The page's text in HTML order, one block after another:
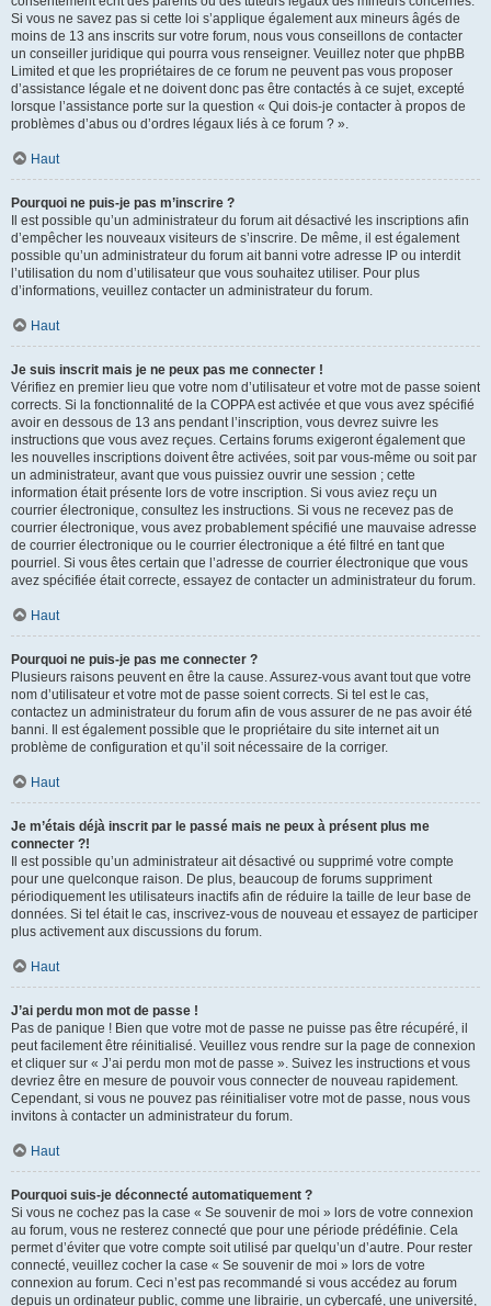
Si vous ne savez pas si cette loi s’applique également aux mineurs âgés de
moins de 13 ans inscrits sur votre forum, nous vous conseillons de contacter
un conseiller juridique qui pourra vous renseigner. Veuillez noter que phpBB
Limited et que les propriétaires de ce forum ne peuvent pas vous proposer
d’assistance légale et ne doivent donc pas être contactés à ce sujet, excepté
lorsque l’assistance porte sur la question « Qui dois-je contacter à propos de
problèmes d’abus ou d’ordres légaux liés à ce forum ? ».
Haut
Pourquoi ne puis-je pas m’inscrire ?
Il est possible qu’un administrateur du forum ait désactivé les inscriptions afin
d’empêcher les nouveaux visiteurs de s’inscrire. De même, il est également
possible qu’un administrateur du forum ait banni votre adresse IP ou interdit
l’utilisation du nom d’utilisateur que vous souhaitez utiliser. Pour plus
d’informations, veuillez contacter un administrateur du forum.
Haut
Je suis inscrit mais je ne peux pas me connecter !
Vérifiez en premier lieu que votre nom d’utilisateur et votre mot de passe soient
corrects. Si la fonctionnalité de la COPPA est activée et que vous avez spécifié
avoir en dessous de 13 ans pendant l’inscription, vous devrez suivre les
instructions que vous avez reçues. Certains forums exigeront également que
les nouvelles inscriptions doivent être activées, soit par vous-même ou soit par
un administrateur, avant que vous puissiez ouvrir une session ; cette
information était présente lors de votre inscription. Si vous aviez reçu un
courrier électronique, consultez les instructions. Si vous ne recevez pas de
courrier électronique, vous avez probablement spécifié une mauvaise adresse
de courrier électronique ou le courrier électronique a été filtré en tant que
pourriel. Si vous êtes certain que l’adresse de courrier électronique que vous
avez spécifiée était correcte, essayez de contacter un administrateur du forum.
Haut
Pourquoi ne puis-je pas me connecter ?
Plusieurs raisons peuvent en être la cause. Assurez-vous avant tout que votre
nom d’utilisateur et votre mot de passe soient corrects. Si tel est le cas,
contactez un administrateur du forum afin de vous assurer de ne pas avoir été
banni. Il est également possible que le propriétaire du site internet ait un
problème de configuration et qu’il soit nécessaire de la corriger.
Haut
Je m’étais déjà inscrit par le passé mais ne peux à présent plus me
connecter ?!
Il est possible qu’un administrateur ait désactivé ou supprimé votre compte
pour une quelconque raison. De plus, beaucoup de forums suppriment
périodiquement les utilisateurs inactifs afin de réduire la taille de leur base de
données. Si tel était le cas, inscrivez-vous de nouveau et essayez de participer
plus activement aux discussions du forum.
Haut
J’ai perdu mon mot de passe !
Pas de panique ! Bien que votre mot de passe ne puisse pas être récupéré, il
peut facilement être réinitialisé. Veuillez vous rendre sur la page de connexion
et cliquer sur « J’ai perdu mon mot de passe ». Suivez les instructions et vous
devriez être en mesure de pouvoir vous connecter de nouveau rapidement.
Cependant, si vous ne pouvez pas réinitialiser votre mot de passe, nous vous
invitons à contacter un administrateur du forum.
Haut
Pourquoi suis-je déconnecté automatiquement ?
Si vous ne cochez pas la case « Se souvenir de moi » lors de votre connexion
au forum, vous ne resterez connecté que pour une période prédéfinie. Cela
permet d’éviter que votre compte soit utilisé par quelqu’un d’autre. Pour rester
connecté, veuillez cocher la case « Se souvenir de moi » lors de votre
connexion au forum. Ceci n’est pas recommandé si vous accédez au forum
depuis un ordinateur public, comme une librairie, un cybercafé, une université,